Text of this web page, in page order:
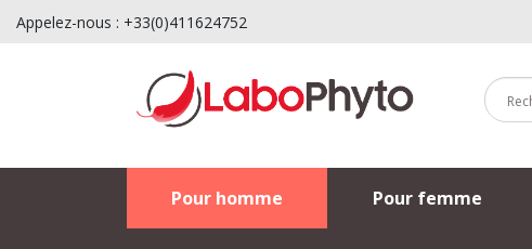
Appelez-nous : +33(0)411624752
Pour homme Pour femme